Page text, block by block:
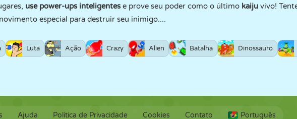
use power-ups inteligentese prove seu poder como o último kaiju vivo!
especial para destruir seu inimigo....
Luta Ação Crazy Alien Batalha Dinossauro
Ajuda Política de Privacidade Cookies Contato Português